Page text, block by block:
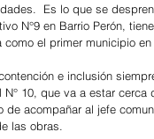
Es lo que se
N°9 en Barrio Perón,
como el primer municipio
e inclusión
10, que va a estar
de acompañar al jefe
las obras.